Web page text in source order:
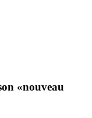
«nouveau